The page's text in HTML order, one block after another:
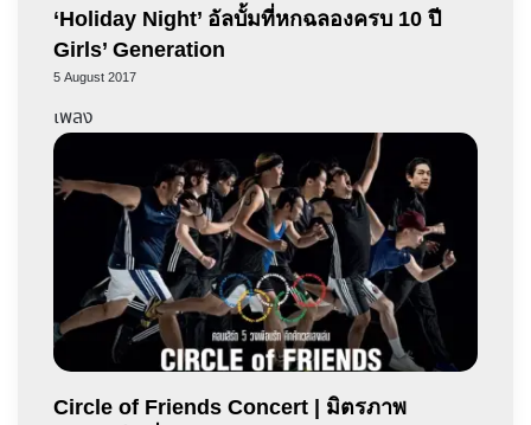
‘Holiday Night’ อัลบั้มที่หกฉลองครบ 10 ปี
Girls’ Generation
5 August 2017
เพลง
Circle of Friends Concert | มิตรภาพ